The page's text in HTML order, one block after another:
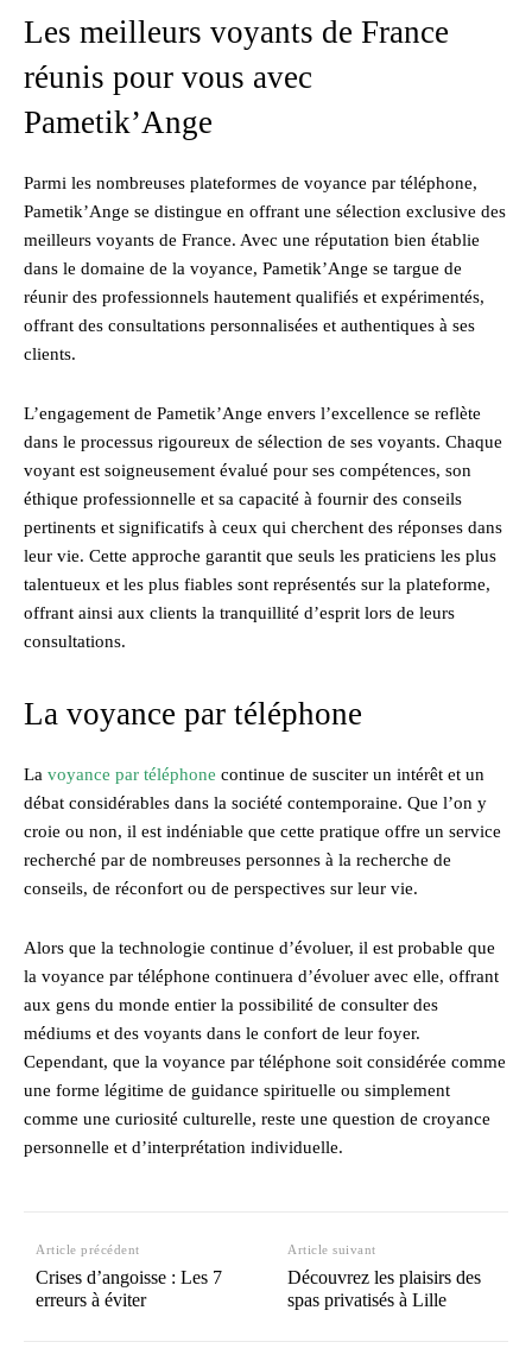
Les meilleurs voyants de France
réunis pour vous avec
Pametik’Ange
Parmi les nombreuses plateformes de voyance par téléphone,
Pametik’Ange se distingue en offrant une sélection exclusive des
meilleurs voyants de France. Avec une réputation bien établie
dans le domaine de la voyance, Pametik’Ange se targue de
réunir des professionnels hautement qualifiés et expérimentés,
offrant des consultations personnalisées et authentiques à ses
clients.
L’engagement de Pametik’Ange envers l’excellence se reflète
dans le processus rigoureux de sélection de ses voyants. Chaque
voyant est soigneusement évalué pour ses compétences, son
éthique professionnelle et sa capacité à fournir des conseils
pertinents et significatifs à ceux qui cherchent des réponses dans
leur vie. Cette approche garantit que seuls les praticiens les plus
talentueux et les plus fiables sont représentés sur la plateforme,
offrant ainsi aux clients la tranquillité d’esprit lors de leurs
consultations.
La voyance par téléphone
La voyance par téléphone continue de susciter un intérêt et un
débat considérables dans la société contemporaine. Que l’on y
croie ou non, il est indéniable que cette pratique offre un service
recherché par de nombreuses personnes à la recherche de
conseils, de réconfort ou de perspectives sur leur vie.
Alors que la technologie continue d’évoluer, il est probable que
la voyance par téléphone continuera d’évoluer avec elle, offrant
aux gens du monde entier la possibilité de consulter des
médiums et des voyants dans le confort de leur foyer.
Cependant, que la voyance par téléphone soit considérée comme
une forme légitime de guidance spirituelle ou simplement
comme une curiosité culturelle, reste une question de croyance
personnelle et d’interprétation individuelle.
Article précédent
Crises d’angoisse : Les 7
erreurs à éviter
Article suivant
Découvrez les plaisirs des
spas privatisés à Lille